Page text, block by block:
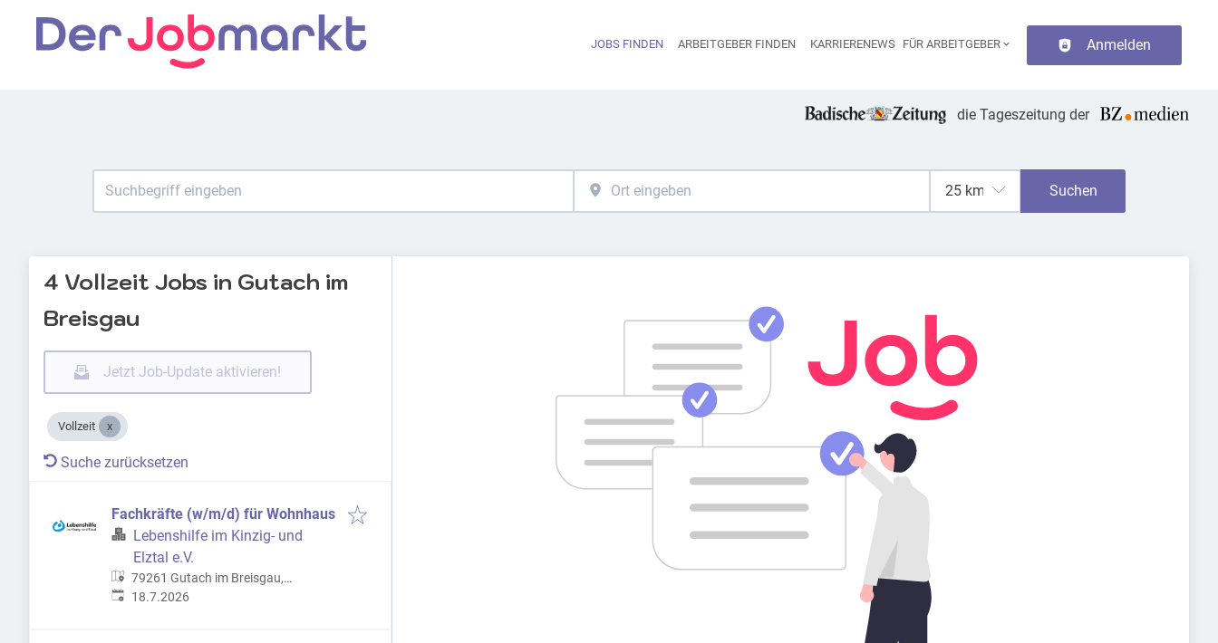
Haupt-Navigation
JOBS FINDEN ARBEITGEBER FINDEN KARRIERENEWS FÜR ARBEITGEBER Anmelden
die Tageszeitung der
Suchen
4 Vollzeit Jobs in Gutach im
Breisgau
Jetzt Job-Update aktivieren!
Vollzeit
Suche zurücksetzen
Fachkräfte (w/m/d) für Wohnhaus
Lebenshilfe im Kinzig- und
Elztal e.V.
79261 Gutach im Breisgau,
Deutschland
Veröffentlicht:
18.7.2026